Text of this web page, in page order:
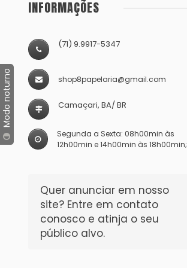
Modo noturno
INFORMAÇÕES
(71) 9.9917-5347
shop8papelaria@gmail.com
Camaçari, BA/ BR
Segunda a Sexta: 08h00min às
12h00min e 14h00min às 18h00min;
Quer anunciar em nosso
site? Entre em contato
conosco e atinja o seu
público alvo.